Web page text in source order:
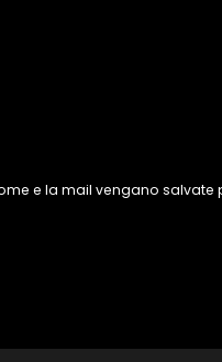
e la mail vengano salvate